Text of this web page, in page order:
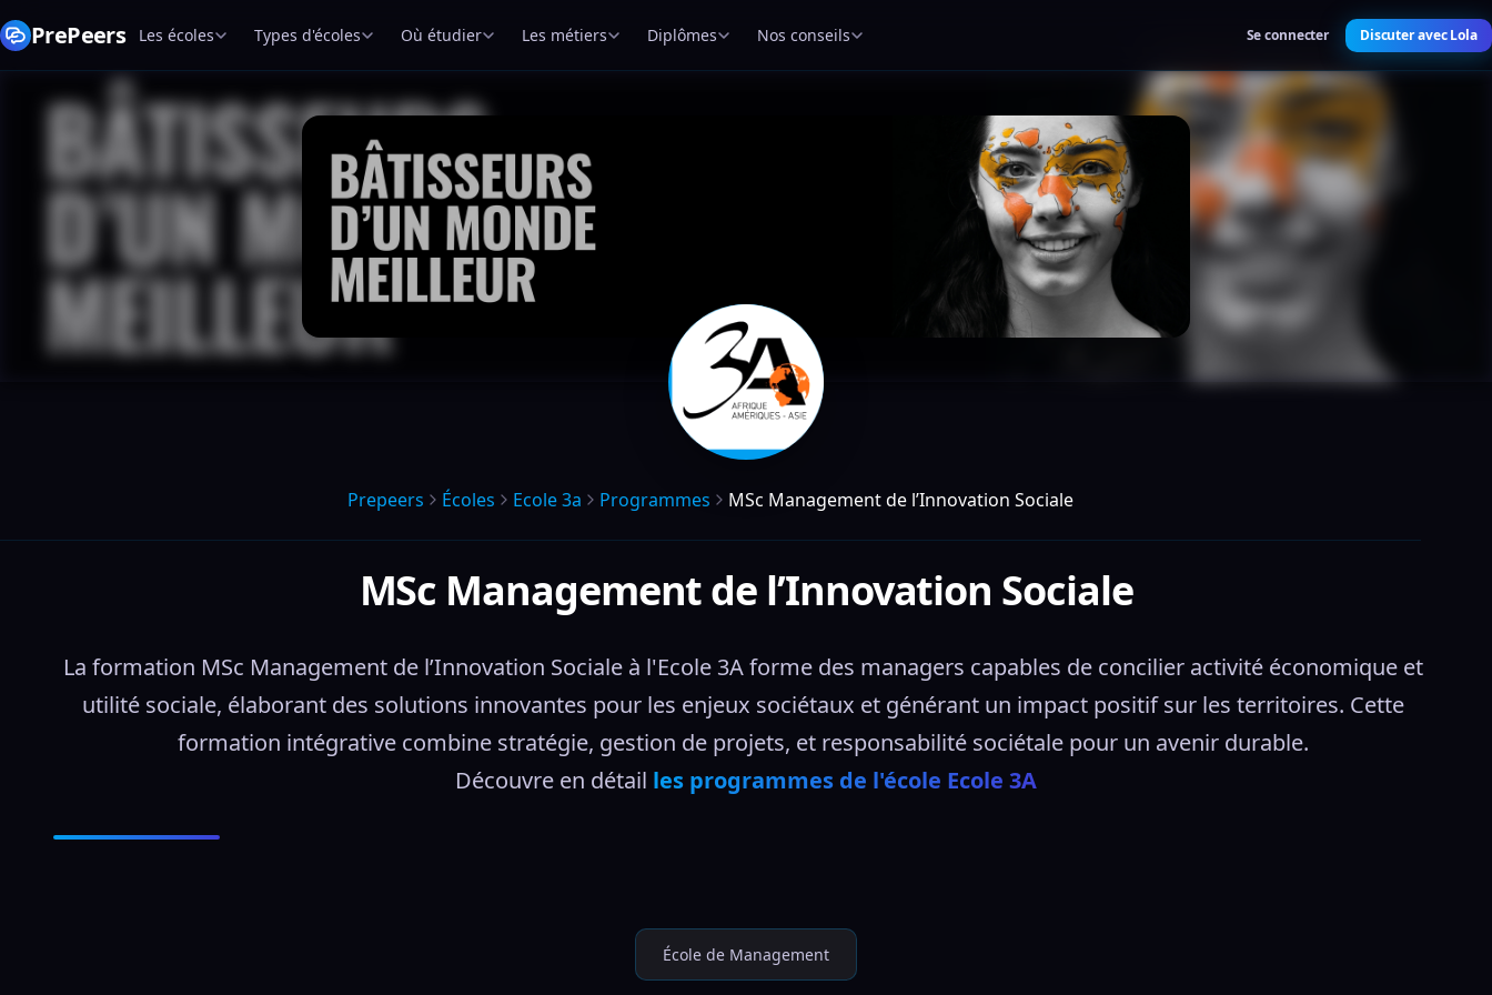
PrePeers Les écoles Types d'écoles Où étudier Les métiers Diplômes Nos conseils Se connecter Discuter avec Lola
Prepeers Écoles Ecole 3a Programmes MSc Management de l’Innovation Sociale
MSc Management de l’Innovation Sociale
La formation MSc Management de l’Innovation Sociale à l'Ecole 3A forme des managers capables de concilier activité économique et
utilité sociale, élaborant des solutions innovantes pour les enjeux sociétaux et générant un impact positif sur les territoires. Cette
formation intégrative combine stratégie, gestion de projets, et responsabilité sociétale pour un avenir durable.
Découvre en détail les programmes de l'école Ecole 3A
École de Management